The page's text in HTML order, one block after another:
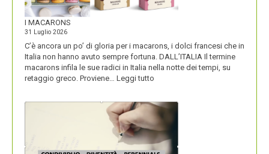
I MACARONS
31 Luglio 2026
C’è ancora un po’ di gloria per i macarons, i dolci francesi che in
Italia non hanno avuto sempre fortuna. DALL’ITALIA Il termine
macarons infila le sue radici in Italia nella notte dei tempi, su
retaggio greco. Proviene… Leggi tutto